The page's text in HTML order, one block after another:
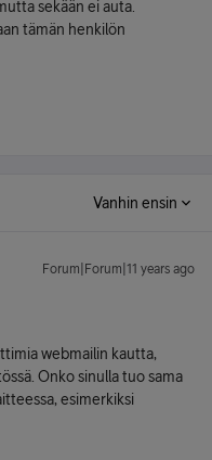
sekään ei auta.
tämän henkilön
Vanhin ensin
Forum|Forum|11 years ago
webmailin kautta,
Onko sinulla tuo sama
esimerkiksi